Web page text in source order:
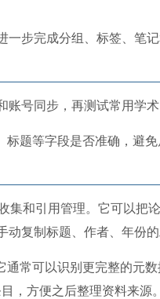
一步完成分组、标签、笔
账号同步，再测试常用学
标题等字段是否准确，避
集和引用管理。它可以把
动复制标题、作者、年份
常可以识别更完整的元
，方便之后整理资料来源